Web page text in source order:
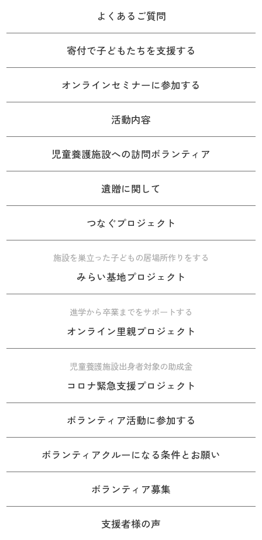
よくあるご質問
寄付で子どもたちを支援する
オンラインセミナーに参加する
活動内容
児童養護施設への訪問ボランティア
遺贈に関して
つなぐプロジェクト
施設を巣立った子どもの居場所作りをする
みらい基地プロジェクト
進学から卒業までをサポートする
オンライン里親プロジェクト
児童養護施設出身者対象の助成金
コロナ緊急支援プロジェクト
ボランティア活動に参加する
ボランティアクルーになる条件とお願い
ボランティア募集
支援者様の声